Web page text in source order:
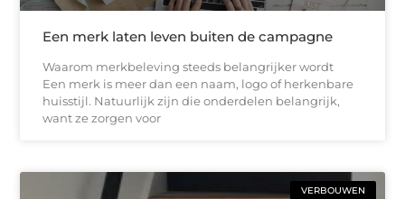
Een merk laten leven buiten de campagne
Waarom merkbeleving steeds belangrijker wordt
Een merk is meer dan een naam, logo of herkenbare
huisstijl. Natuurlijk zijn die onderdelen belangrijk,
want ze zorgen voor
VERBOUWEN